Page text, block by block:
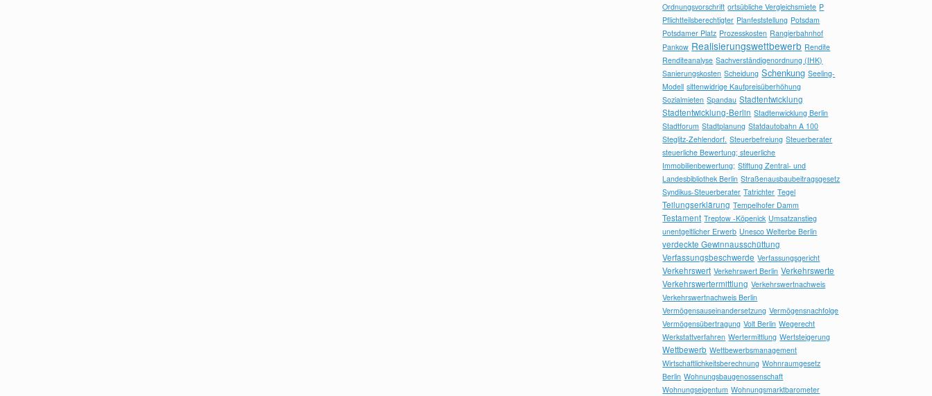
Ordnungsvorschrift ortsübliche Vergleichsmiete P
Pflichtteilsberechtigter Planfeststellung Potsdam
Potsdamer Platz Prozesskosten Rangierbahnhof
Pankow Realisierungswettbewerb Rendite
Renditeanalyse Sachverständigenordnung (IHK)
Sanierungskosten Scheidung Schenkung Seeling-
Modell sittenwidrige Kaufpreisüberhöhung
Sozialmieten Spandau Stadtentwicklung
Stadtentwicklung-Berlin Stadtenwicklung Berlin
Stadtforum Stadtplanung Statdautobahn A 100
Steglitz-Zehlendorf. Steuerbefreiung Steuerberater
steuerliche Bewertung; steuerliche
Immobilienbewertung; Stiftung Zentral- und
Landesbibliothek Berlin Straßenausbaubeitragsgesetz
Syndikus-Steuerberater Tatrichter Tegel
Teilungserklärung Tempelhofer Damm
Testament Treptow -Köpenick Umsatzanstieg
unentgeltlicher Erwerb Unesco Welterbe Berlin
verdeckte Gewinnausschüttung
Verfassungsbeschwerde Verfassungsgericht
Verkehrswert Verkehrswert Berlin Verkehrswerte
Verkehrswertermittlung Verkehrswertnachweis
Verkehrswertnachweis Berlin
Vermögensauseinandersetzung Vermögensnachfolge
Vermögensübertragung Volt Berlin Wegerecht
Werkstattverfahren Wertermittlung Wertsteigerung
Wettbewerb Wettbewerbsmanagement
Wirtschaftlichkeitsberechnung Wohnraumgesetz
Berlin Wohnungsbaugenossenschaft
Wohnungseigentum Wohnungsmarktbarometer